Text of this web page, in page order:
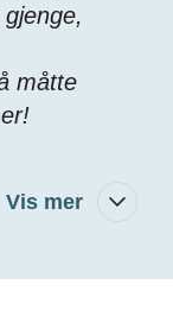
måtte
Vis mer